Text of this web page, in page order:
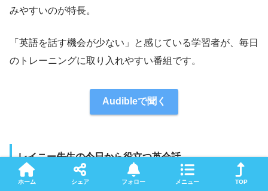
みやすいのが特長。
「英語を話す機会が少ない」と感じている学習者が、毎日
のトレーニングに取り入れやすい番組です。
Audibleで聞く
レイニー先生の今日から役立つ英会話
ホーム シェア フォロー メニュー TOP